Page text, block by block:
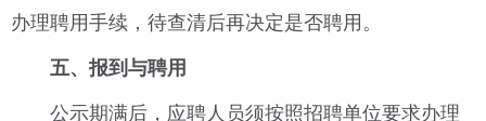
办理聘用手续，待查清后再决定是否聘用。
五、报到与聘用
公示期满后，应聘人员须按照招聘单位要求办理